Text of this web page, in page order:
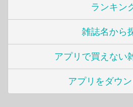
ランキン
雑誌名から
アプリで買えない
アプリをダウ